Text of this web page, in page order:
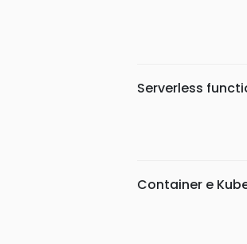
Serverless
Container e